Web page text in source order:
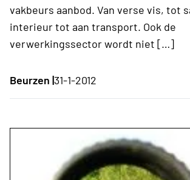
vakbeurs aanbod. Van verse vis, tot
interieur tot aan transport. Ook de
verwerkingssector wordt niet […]
Beurzen |31-1-2012